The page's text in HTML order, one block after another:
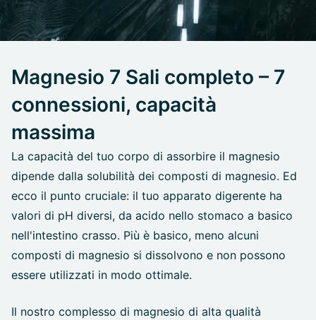
Magnesio 7 Sali completo – 7
connessioni, capacità
massima
La capacità del tuo corpo di assorbire il magnesio
dipende dalla solubilità dei composti di magnesio. Ed
ecco il punto cruciale: il tuo apparato digerente ha
valori di pH diversi, da acido nello stomaco a basico
nell'intestino crasso. Più è basico, meno alcuni
composti di magnesio si dissolvono e non possono
essere utilizzati in modo ottimale.
Il nostro complesso di magnesio di alta qualità